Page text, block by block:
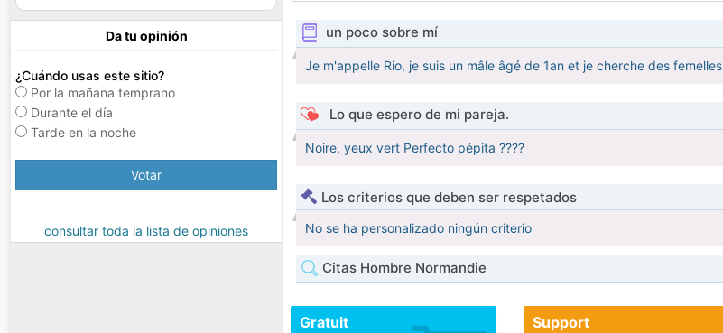
Da tu opinión
¿Cuándo usas este sitio?
Por la mañana temprano
Durante el día
Tarde en la noche
Votar
consultar toda la lista de opiniones
un poco sobre mí
Je m'appelle Rio, je suis un mâle âgé de 1an et je cherche des femelles
Lo que espero de mi pareja.
Noire, yeux vert Perfecto pépita ????
Los criterios que deben ser respetados
No se ha personalizado ningún criterio
Citas Hombre Normandie
Gratuit Support